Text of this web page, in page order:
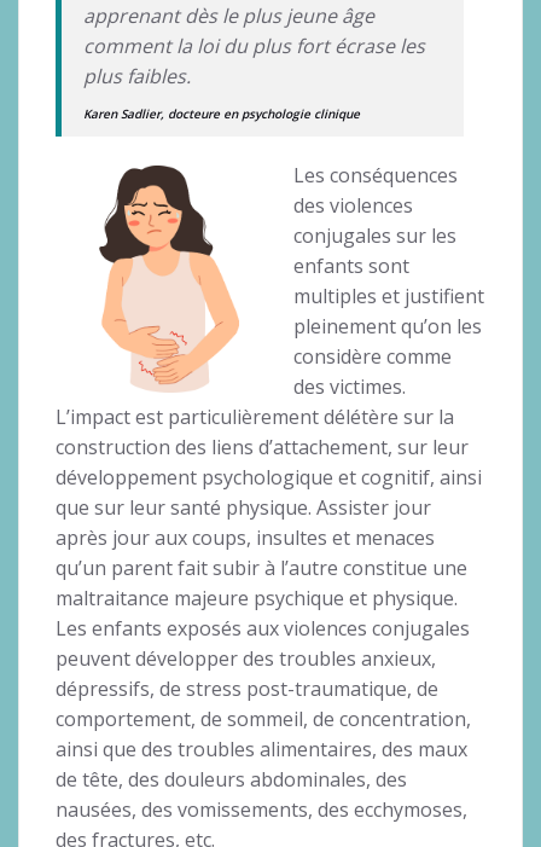
apprenant dès le plus jeune âge
comment la loi du plus fort écrase les
plus faibles.
Karen Sadlier, docteure en psychologie clinique
Les conséquences
des violences
conjugales sur les
enfants sont
multiples et justifient
pleinement qu’on les
considère comme
des victimes.
L’impact est particulièrement délétère sur la
construction des liens d’attachement, sur leur
développement psychologique et cognitif, ainsi
que sur leur santé physique. Assister jour
après jour aux coups, insultes et menaces
qu’un parent fait subir à l’autre constitue une
maltraitance majeure psychique et physique.
Les enfants exposés aux violences conjugales
peuvent développer des troubles anxieux,
dépressifs, de stress post-traumatique, de
comportement, de sommeil, de concentration,
ainsi que des troubles alimentaires, des maux
de tête, des douleurs abdominales, des
nausées, des vomissements, des ecchymoses,
des fractures, etc.